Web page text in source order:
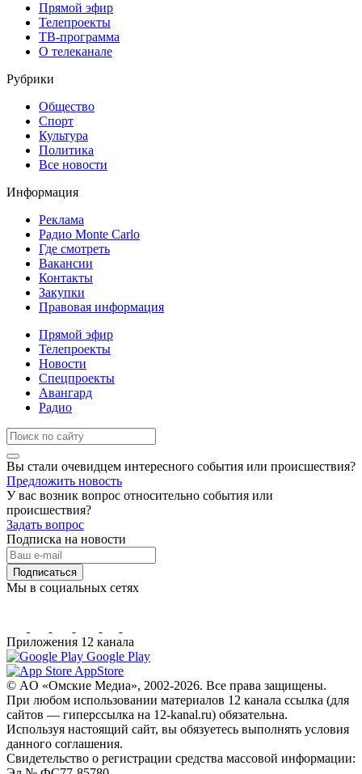
Прямой эфир
Телепроекты
ТВ-программа
О телеканале
Рубрики
Общество
Спорт
Культура
Политика
Все новости
Информация
Реклама
Радио Monte Carlo
Где смотреть
Вакансии
Контакты
Закупки
Правовая информация
Прямой эфир
Телепроекты
Новости
Спецпроекты
Авангард
Радио
Вы стали очевидцем интересного события или происшествия?
Предложить новость
У вас возник вопрос относительно события или
происшествия?
Задать вопрос
Подписка на новости
Подписаться
Мы в социальных сетях
Приложения 12 канала
Google Play
AppStore
© AO «Омские Медиа», 2002-2026. Все права защищены.
При любом использовании материалов 12 канала ссылка (для
сайтов — гиперссылка на 12-kanal.ru) обязательна.
Используя настоящий сайт, вы обязуетесь выполнять условия
данного соглашения.
Свидетельство о регистрации средства массовой информации: